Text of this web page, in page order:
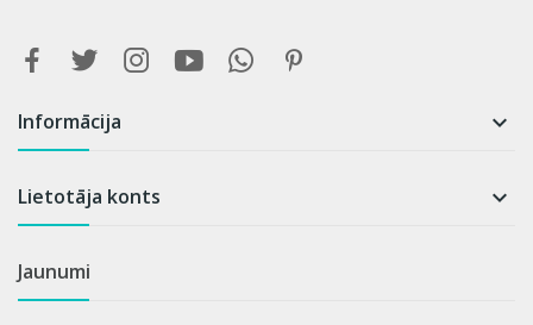
Informācija 
Lietotāja konts 
Jaunumi